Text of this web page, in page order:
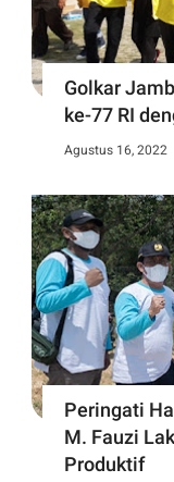
Golkar
ke-77 RI
Agustus 16, 2022
Peringati
M. Fauzi
Produktif